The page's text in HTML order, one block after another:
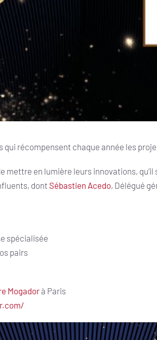
qui récompensent chaque année les
mettre en lumière leurs innovations,
dont Sébastien Acedo, Délégué
spécialisée
pairs
Mogador à Paris